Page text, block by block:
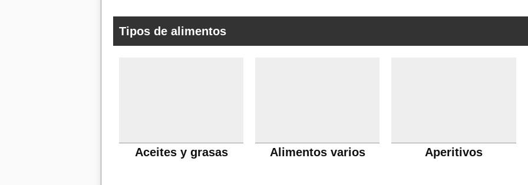
Tipos de alimentos
Aceites y grasas Alimentos varios Aperitivos